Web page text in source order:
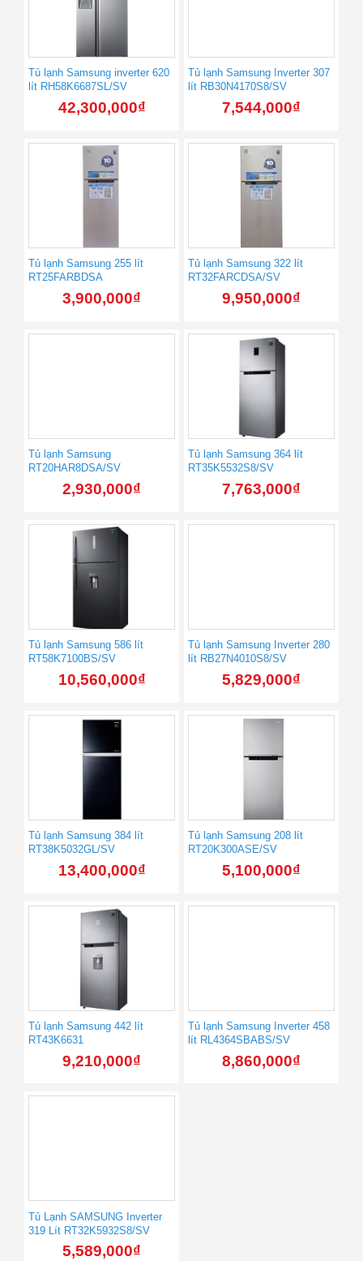
Tủ lạnh Samsung inverter 620
lít RH58K6687SL/SV
42,300,000₫
Tủ lạnh Samsung Inverter 307
lít RB30N4170S8/SV
7,544,000₫
Tủ lạnh Samsung 255 lít
RT25FARBDSA
3,900,000₫
Tủ lạnh Samsung 322 lít
RT32FARCDSA/SV
9,950,000₫
Tủ lạnh Samsung
RT20HAR8DSA/SV
2,930,000₫
Tủ lạnh Samsung 364 lít
RT35K5532S8/SV
7,763,000₫
Tủ lạnh Samsung 586 lít
RT58K7100BS/SV
10,560,000₫
Tủ lạnh Samsung Inverter 280
lít RB27N4010S8/SV
5,829,000₫
Tủ lạnh Samsung 384 lít
RT38K5032GL/SV
13,400,000₫
Tủ lạnh Samsung 208 lít
RT20K300ASE/SV
5,100,000₫
Tủ lạnh Samsung 442 lít
RT43K6631
9,210,000₫
Tủ lạnh Samsung Inverter 458
lít RL4364SBABS/SV
8,860,000₫
Tủ Lạnh SAMSUNG Inverter
319 Lít RT32K5932S8/SV
5,589,000₫